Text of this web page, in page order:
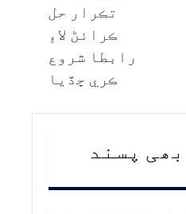
تڪرار حل
ڪرائڻ لاءِ
رابطا شروع
ڪري ڇڏيا
پسند